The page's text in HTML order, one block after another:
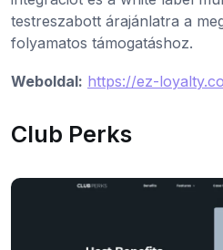
testreszabott árajánlatra a
folyamatos támogatáshoz.
Weboldal: https://ez-
Club Perks